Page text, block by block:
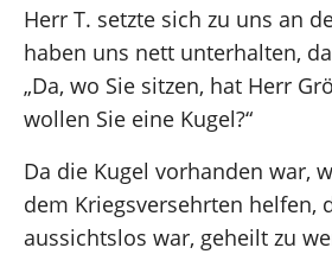
Herr T. setzte sich zu uns an
haben uns nett unterhalten,
„Da, wo Sie sitzen, hat Herr
wollen Sie eine Kugel?“
Da die Kugel vorhanden war,
dem Kriegsversehrten helfen,
aussichtslos war, geheilt zu